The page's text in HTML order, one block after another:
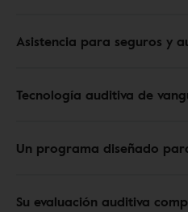
Asistencia para seguros y
Tecnología auditiva de
Un programa diseñado
Su evaluación auditiva